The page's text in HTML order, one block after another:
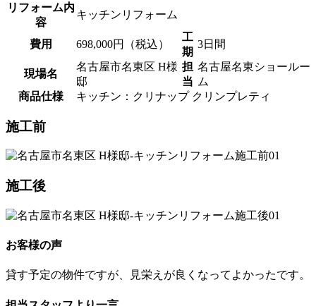
リフォーム内
容
キッチンリフォーム
費用 698,000円（税込）
工
期
3日間
現場名
名古屋市名東区 H様
邸
担
当
名古屋名東ショールー
ム
商品仕様
キッチン：クリナップ クリンプレティ
施工前
施工後
お客様の声
貸す予定の物件ですが、見栄えが良くなってよかったです。